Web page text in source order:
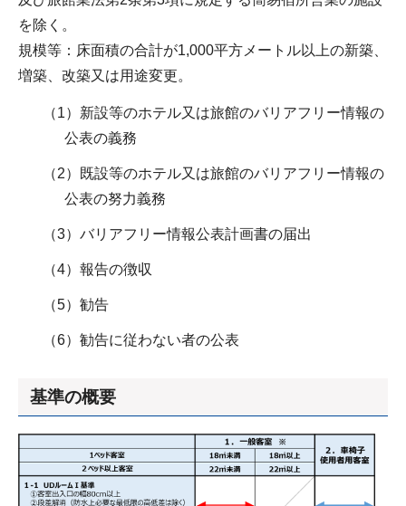
を除く。
規模等：床面積の合計が1,000平方メートル以上の新築、
増築、改築又は用途変更。
（1）新設等のホテル又は旅館のバリアフリー情報の
公表の義務
（2）既設等のホテル又は旅館のバリアフリー情報の
公表の努力義務
（3）バリアフリー情報公表計画書の届出
（4）報告の徴収
（5）勧告
（6）勧告に従わない者の公表
基準の概要